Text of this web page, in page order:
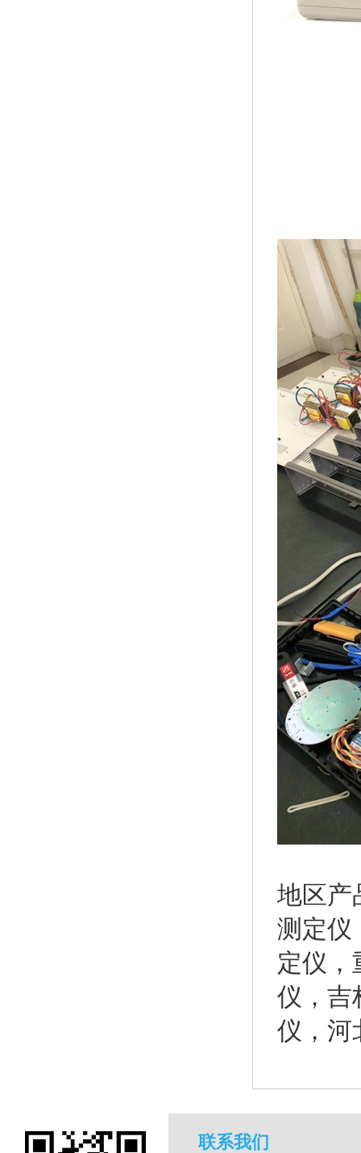
地区
测定仪
定仪 ，
仪 ， 吉
仪 ， 河
联系我们